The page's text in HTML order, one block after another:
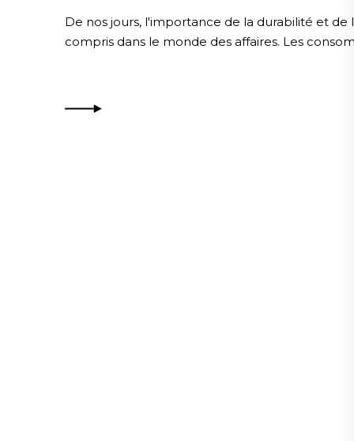
De nos jours, l'importance de la durabilité et
compris dans le monde des affaires. Les